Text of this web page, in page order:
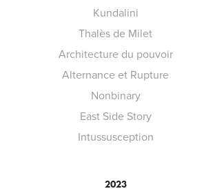
Kundalini
Thalès de Milet
Architecture du pouvoir
Alternance et Rupture
Nonbinary
East Side Story
Intussusception
2023